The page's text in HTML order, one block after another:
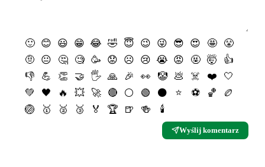
🙂 😊 😃 😁 😂 🤣 😇 😉 😜 😎 😍 🤩
😤
🤨
😐 🤔 🧐 🥳 😟 ☹️ 😢 😭 😡 🤬 🤯
👍
👎
💪 👏 🤝 🖐 🙏 🎉 👀 🤡 💩 ☠️ ❤️
🤍
💚
🖤 🔥 💥 🚀 🔴 ⚪️ 🟢 ⚫️ ⭐️ ⚽️ 🏀
🏉
🏐
🥇 🥈 🥉 🏅 🏆 🍺 🍻 🕯
Wyślij komentarz